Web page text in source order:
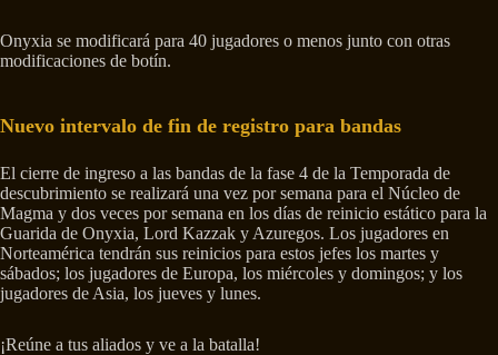
Onyxia se modificará para 40 jugadores o menos junto con otras
modificaciones de botín.
Nuevo intervalo de fin de registro para bandas
El cierre de ingreso a las bandas de la fase 4 de la Temporada de
descubrimiento se realizará una vez por semana para el Núcleo de
Magma y dos veces por semana en los días de reinicio estático para la
Guarida de Onyxia, Lord Kazzak y Azuregos. Los jugadores en
Norteamérica tendrán sus reinicios para estos jefes los martes y
sábados; los jugadores de Europa, los miércoles y domingos; y los
jugadores de Asia, los jueves y lunes.
¡Reúne a tus aliados y ve a la batalla!